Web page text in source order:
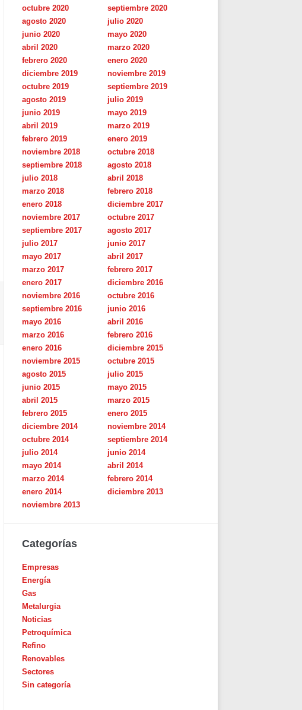
octubre 2020
septiembre 2020
agosto 2020
julio 2020
junio 2020
mayo 2020
abril 2020
marzo 2020
febrero 2020
enero 2020
diciembre 2019
noviembre 2019
octubre 2019
septiembre 2019
agosto 2019
julio 2019
junio 2019
mayo 2019
abril 2019
marzo 2019
febrero 2019
enero 2019
noviembre 2018
octubre 2018
septiembre 2018
agosto 2018
julio 2018
abril 2018
marzo 2018
febrero 2018
enero 2018
diciembre 2017
noviembre 2017
octubre 2017
septiembre 2017
agosto 2017
julio 2017
junio 2017
mayo 2017
abril 2017
marzo 2017
febrero 2017
enero 2017
diciembre 2016
noviembre 2016
octubre 2016
septiembre 2016
junio 2016
mayo 2016
abril 2016
marzo 2016
febrero 2016
enero 2016
diciembre 2015
noviembre 2015
octubre 2015
agosto 2015
julio 2015
junio 2015
mayo 2015
abril 2015
marzo 2015
febrero 2015
enero 2015
diciembre 2014
noviembre 2014
octubre 2014
septiembre 2014
julio 2014
junio 2014
mayo 2014
abril 2014
marzo 2014
febrero 2014
enero 2014
diciembre 2013
noviembre 2013
Categorías
Empresas
Energía
Gas
Metalurgia
Noticias
Petroquímica
Refino
Renovables
Sectores
Sin categoría